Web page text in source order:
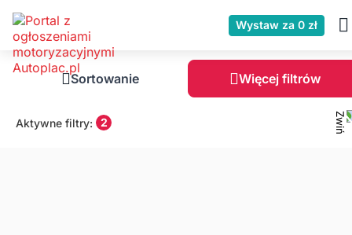
Wystaw za 0 zł
Sortowanie Więcej filtrów
Aktywne filtry: 2